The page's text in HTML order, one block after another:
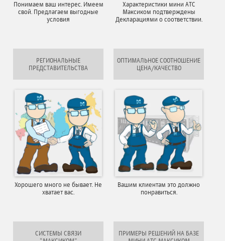
Понимаем ваш интерес. Имеем
свой. Предлагаем выгодные
условия
Характеристики мини АТС
Максиком подтверждены
Декларациями о соответствии.
РЕГИОНАЛЬНЫЕ
ПРЕДСТАВИТЕЛЬСТВА
Хорошего много не бывает. Не
хватает вас.
ОПТИМАЛЬНОЕ СООТНОШЕНИЕ
ЦЕНА/КАЧЕСТВО
Вашим клиентам это должно
понравиться.
СИСТЕМЫ СВЯЗИ
ПРИМЕРЫ РЕШЕНИЙ НА БАЗЕ